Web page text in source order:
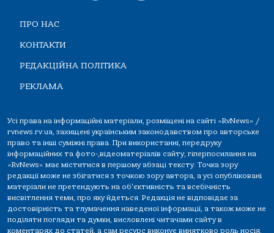
ПРО НАС
КОНТАКТИ
РЕДАКЦІЙНА ПОЛІТИКА
РЕКЛАМА
Усі права на інформаційні матеріали, розміщені на сайті «RvNews» /
rvnews.rv.ua, захищені українським законодавством про авторське
право та інші суміжні права. При використанні, передруку
інформаційних та фото-,відеоматеріалів сайту, гіперпосилання на
«RvNews» має міститися в першому абзаці тексту. Точка зору
редакції може не збігатися з точкою зору автора, а усі опубліковані
матеріали не претендують на об'єктивність та всебічність
висвітлення теми, про яку йдеться. Редакція не відповідає за
достовірність та тлумачення наведеної інформації, а також може не
поділяти погляди та думки, висловлені читачами сайту в
коментарях до статей, а сам ресурс виконує винятково роль носія.